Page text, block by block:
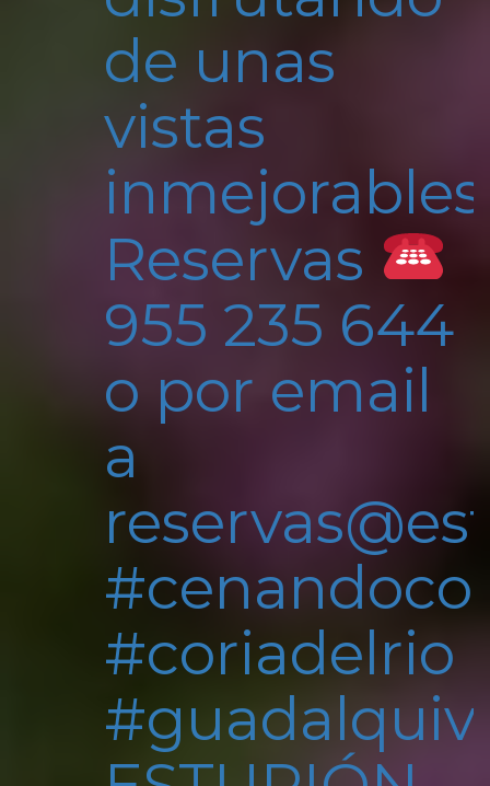
de unas
vistas
Reservas
955 235 644
o por email
a
#coriadelrio